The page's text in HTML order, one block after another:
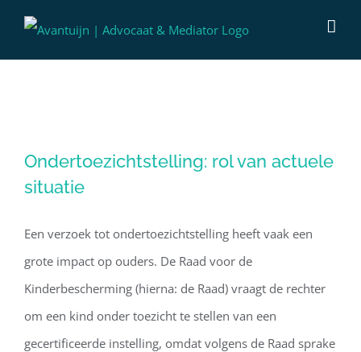
situatie
Ondertoezichtstelling: rol van actuele
situatie
Een verzoek tot ondertoezichtstelling heeft vaak een
grote impact op ouders. De Raad voor de
Kinderbescherming (hierna: de Raad) vraagt de rechter
om een kind onder toezicht te stellen van een
gecertificeerde instelling, omdat volgens de Raad sprake